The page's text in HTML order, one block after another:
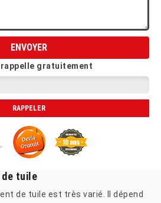
rappelle gratuitement
de tuile
de tuile est très varié. Il dépend